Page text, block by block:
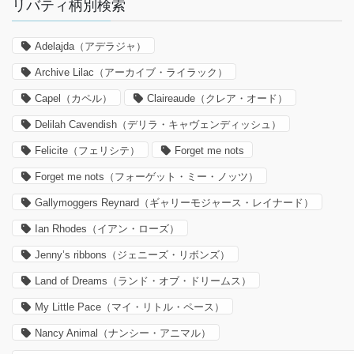
リバティ柄別検索
Adelajda（アデラジャ）
Archive Lilac（アーカイブ・ライラック）
Capel（カペル） Claireaude（クレア・オード）
Delilah Cavendish（デリラ・キャヴェンディッシュ）
Felicite（フェリシテ） Forget me nots
Forget me nots（フォーゲット・ミー・ノッツ）
Gallymoggers Reynard（ギャリーモジャース・レイナード）
Ian Rhodes（イアン・ローズ）
Jenny’s ribbons（ジェニーズ・リボンズ）
Land of Dreams（ランド・オブ・ドリームス）
My Little Pace（マイ・リトル・ペース）
Nancy Animal（ナンシー・アニマル）